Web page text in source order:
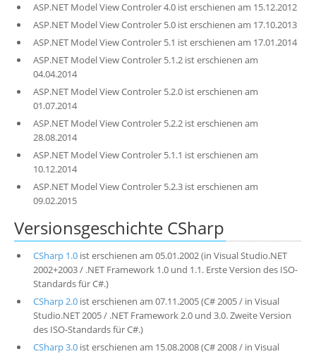
ASP.NET Model View Controler 4.0 ist erschienen am 15.12.2012
ASP.NET Model View Controler 5.0 ist erschienen am 17.10.2013
ASP.NET Model View Controler 5.1 ist erschienen am 17.01.2014
ASP.NET Model View Controler 5.1.2 ist erschienen am
04.04.2014
ASP.NET Model View Controler 5.2.0 ist erschienen am
01.07.2014
ASP.NET Model View Controler 5.2.2 ist erschienen am
28.08.2014
ASP.NET Model View Controler 5.1.1 ist erschienen am
10.12.2014
ASP.NET Model View Controler 5.2.3 ist erschienen am
09.02.2015
Versionsgeschichte CSharp
CSharp 1.0ist erschienen am 05.01.2002 (in Visual Studio.NET
2002+2003 / .NET Framework 1.0 und 1.1. Erste Version des ISO-
Standards für C#.)
CSharp 2.0ist erschienen am 07.11.2005 (C# 2005 / in Visual
Studio.NET 2005 / .NET Framework 2.0 und 3.0. Zweite Version
des ISO-Standards für C#.)
CSharp 3.0ist erschienen am 15.08.2008 (C# 2008 / in Visual